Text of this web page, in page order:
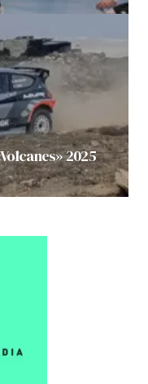
2025